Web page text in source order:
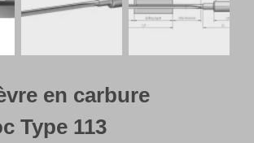
en carbure
Type 113